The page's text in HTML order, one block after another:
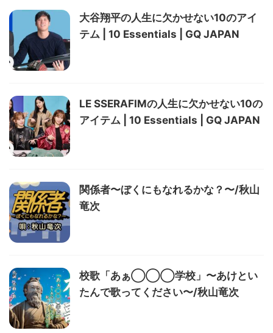
大谷翔平の人生に欠かせない10のアイ
テム | 10 Essentials | GQ JAPAN
LE SSERAFIMの人生に欠かせない10の
アイテム | 10 Essentials | GQ JAPAN
関係者〜ぼくにもなれるかな？〜/秋山
竜次
校歌「あぁ◯◯◯学校」〜あけとい
たんで歌ってください〜/秋山竜次